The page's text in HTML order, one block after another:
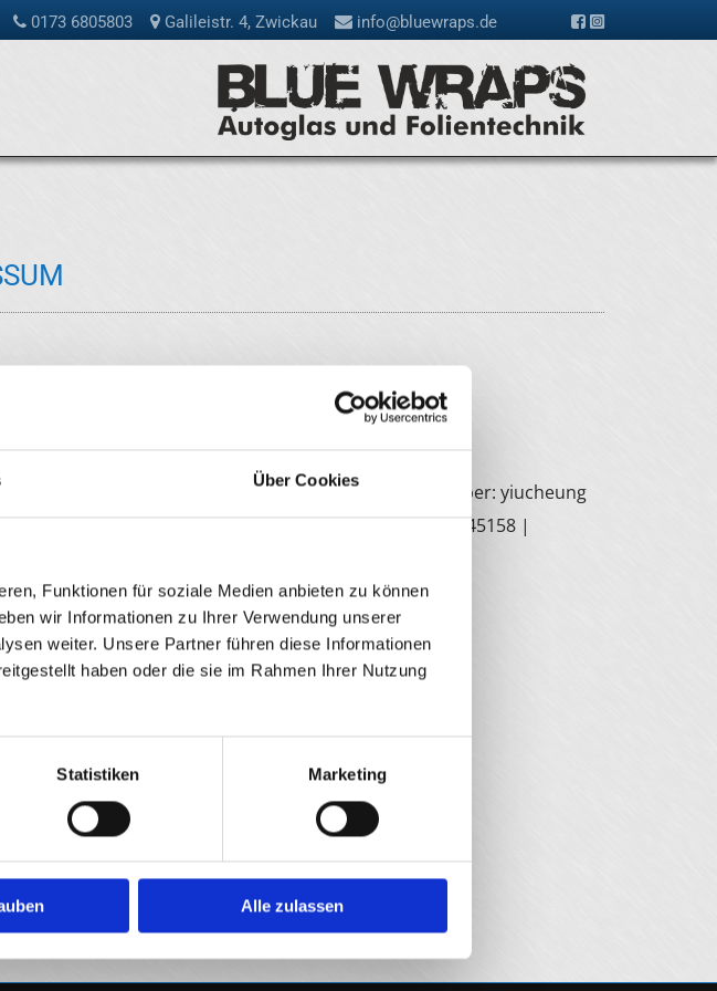
Über Cookies
Funktionen für soziale Medien anbieten zu können
wir Informationen zu Ihrer Verwendung unserer
weiter. Unsere Partner führen diese Informationen
haben oder die sie im Rahmen Ihrer Nutzung
Statistiken Marketing
Alle zulassen
 0173 6805803  Galileistr. 4, Zwickau  info@bluewraps.de  
with double exposure effect Datei: #98988022 | Urheber: yiucheung
fiber close up background. 3d rendering Datei: #152845158 |
#125021981 | Urheber: schulzfoto
#127672099 | Urheber: schulzfoto
erstellen lassen
Marketing Agentur